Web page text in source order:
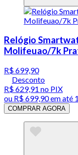
Relógio
Molifeuao/7k
R$ 699,90
Desconto
R$ 629,91 no PIX
ou R$ 699,90em até
COMPRAR AGORA